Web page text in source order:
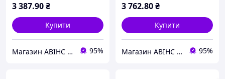
3 387.90₴
Купити
Магазин АВІНС автоінструмент для СТО 95%
3 762.80₴
Купити
Магазин АВІНС автоінструмент для СТО 95%